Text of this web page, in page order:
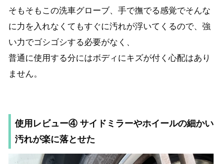
そもそもこの洗車グローブ、手で撫でる感覚でそんな
に力を入れなくてもすぐに汚れが浮いてくるので、 強
い力でゴシゴシする必要がなく、
普通に使用する分にはボディにキズが付く心配はあり
ません。
使用レビュー④ サイドミラーやホイールの細かい
汚れが楽に落とせた